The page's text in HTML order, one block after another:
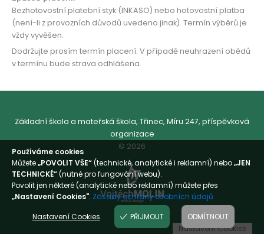
Bezhotovostní platební styk (INKASO) nebo hotovostní platba
(není-li z provozních důvodů uvedeno jinak). Termín výběrů je
vždy vyvěšen.
Dodržujte prosím termín placení. V případě neuhrazení obědů
v termínu bude strava odhlášena.
Základní škola a mateřská škola, Třinec, Míru 247, příspěvková
organizace
© 2026
Používáme cookies
Můžete„POVOLIT VŠE“(technické, analytické i reklamní) nebo„JEN
TECHNICKÉ“(nutné pro fungování webu).
Povolit jen některé (analytické nebo reklamní) můžete přes
„Nastavení Cookies". Zásady ochrany osobních údajů
Nastavení Cookies
PŘIJMOUT
ODMÍTNOUT
Nastavení Cookies